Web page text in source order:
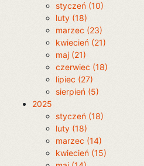
styczeń (10)
luty (18)
marzec (23)
kwiecień (21)
maj (21)
czerwiec (18)
lipiec (27)
sierpień (5)
2025
styczeń (18)
luty (18)
marzec (14)
kwiecień (15)